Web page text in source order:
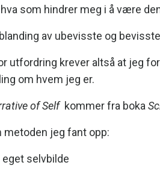
som hindrer meg i å være
av ubevisste og
utfordring krever altså at jeg
om hvem jeg er.
of Selfkommer fra boka
metoden jeg fant opp:
eget selvbilde